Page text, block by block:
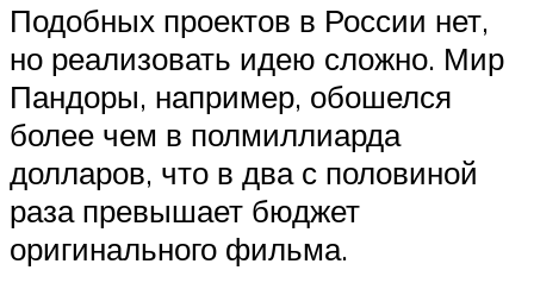
Подобных проектов в России нет,
но реализовать идею сложно. Мир
Пандоры, например, обошелся
более чем в полмиллиарда
долларов, что в два с половиной
раза превышает бюджет
оригинального фильма.